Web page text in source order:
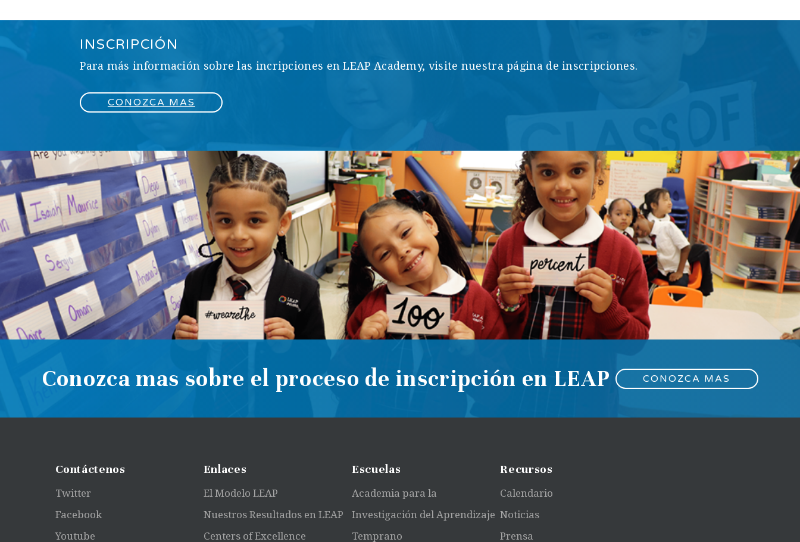
INSCRIPCIÓN
Para más información sobre las incripciones en LEAP Academy, visite nuestra página de inscripciones.
CONOZCA MAS
Conozca mas sobre el proceso de inscripción en LEAP CONOZCA MAS
Contáctenos
Twitter
Facebook
Youtube
Enlaces
El Modelo LEAP
Nuestros Resultados en LEAP
Centers of Excellence
Escuelas
Academia para la
Investigación del Aprendizaje
Temprano
Recursos
Calendario
Noticias
Prensa